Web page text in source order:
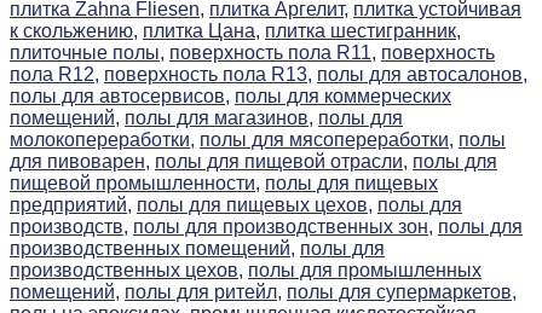
плитка Zahna Fliesen, плитка Аргелит, плитка устойчивая
к скольжению, плитка Цана, плитка шестигранник,
плиточные полы, поверхность пола R11, поверхность
пола R12, поверхность пола R13, полы для автосалонов,
полы для автосервисов, полы для коммерческих
помещений, полы для магазинов, полы для
молокопереработки, полы для мясопереработки, полы
для пивоварен, полы для пищевой отрасли, полы для
пищевой промышленности, полы для пищевых
предприятий, полы для пищевых цехов, полы для
производств, полы для производственных зон, полы для
производственных помещений, полы для
производственных цехов, полы для промышленных
помещений, полы для ритейл, полы для супермаркетов,